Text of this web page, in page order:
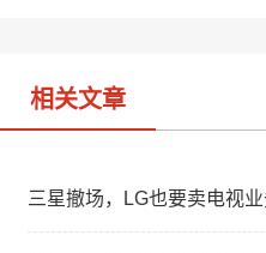
相关文章
三星撤场，LG也要卖电视